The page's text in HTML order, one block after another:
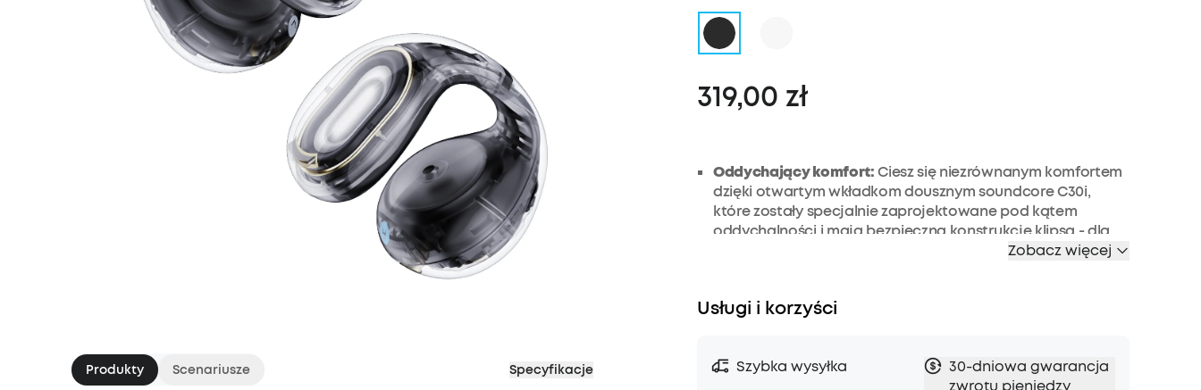
Produkty Scenariusze Specyfikacje
319,00 zł
Oddychający komfort:Ciesz się niezrównanym komfortem
dzięki otwartym wkładkom dousznym soundcore C30i,
które zostały specjalnie zaprojektowane pod kątem
oddychalności i mają bezpieczną konstrukcję klipsa - dla
klipsem są skrupulatnie zaprojektowane, aby zachować
Solidna stabilność:
Zrewolucjonizuj swoje wrażenia
Zobacz więcej
Usługi i korzyści
Szybka wysyłka
30-dniowa gwarancja
zwrotu pieniędzy